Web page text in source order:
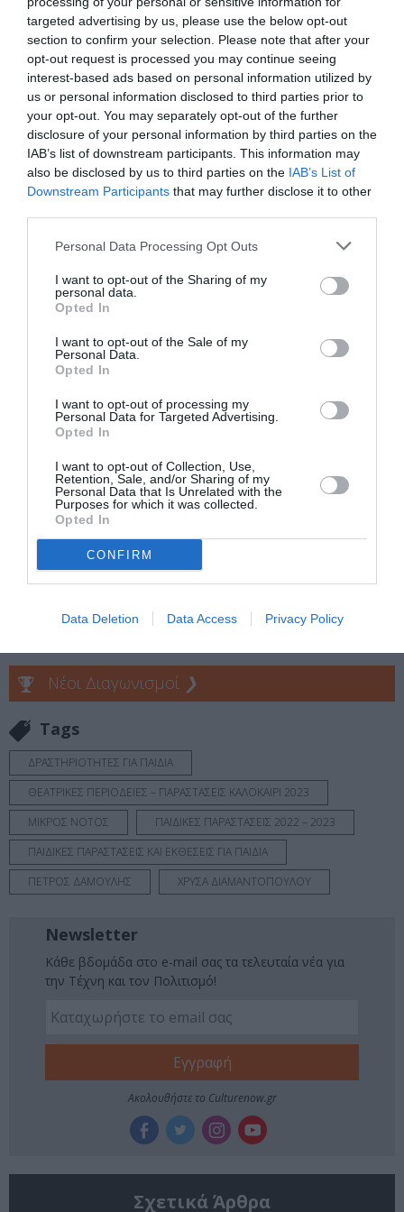
targeted advertising by us, please use the below opt-out
section to confirm your selection. Please note that after your
opt-out request is processed you may continue seeing
interest-based ads based on personal information utilized by
us or personal information disclosed to third parties prior to
your opt-out. You may separately opt-out of the further
disclosure of your personal information by third parties on the
IAB’s list of downstream participants. This information may
also be disclosed by us to third parties on the IAB’s List of
Downstream Participants that may further disclose it to other
Personal Data Processing Opt Outs
I want to opt-out of the Sharing of my
personal data.
Opted In
I want to opt-out of the Sale of my
Personal Data.
Opted In
I want to opt-out of processing my
Personal Data for Targeted Advertising.
Opted In
I want to opt-out of Collection, Use,
Retention, Sale, and/or Sharing of my
Personal Data that Is Unrelated with the
Purposes for which it was collected.
Opted In
CONFIRM
Data Deletion Data Access Privacy Policy
Διαβάστε επίσης:
Έλσα Λουμπαρδιά: Τα παιδιά παίρνουν το λόγο σε μια
ουσιαστική διάδραση
Ταυτότητα Εκδήλωσης
Ημερομηνία:
08/09/2023 10/09/2023
16/09/2023
Για τις ώρες δείτε το αναλυτικό πρόγραμμα
Τοποθεσία:
Διάφορες τοποθεσίες (δείτε το αναλυτικό πρόγραμμα)
Eισιτήρια:
Προπώληση: 10€ | Ταμείο: 12€
Πληροφορίες / Κρατήσεις:
mikrosnotos.gr
Ακολουθήστε το Culturenow.gr στο
μάθετε πρώτοι όλες τις ειδήσεις
Δείτε όλα τατελευταία νέαγια την Τέχνη και τον
Νέοι Διαγωνισμοί ❯
Tags
ΔΡΑΣΤΗΡΙΟΤΗΤΕΣ ΓΙΑ ΠΑΙΔΙΑ
ΘΕΑΤΡΙΚΕΣ ΠΕΡΙΟΔΕΙΕΣ – ΠΑΡΑΣΤΑΣΕΙΣ ΚΑΛΟΚΑΙΡΙ 2023
ΜΙΚΡΟΣ ΝΟΤΟΣ
ΠΑΙΔΙΚΕΣ ΠΑΡΑΣΤΑΣΕΙΣ 2022 – 2023
ΠΑΙΔΙΚΕΣ ΠΑΡΑΣΤΑΣΕΙΣ ΚΑΙ ΕΚΘΕΣΕΙΣ ΓΙΑ ΠΑΙΔΙΑ
ΠΕΤΡΟΣ ΔΑΜΟΥΛΗΣ
ΧΡΥΣΑ ΔΙΑΜΑΝΤΟΠΟΥΛΟΥ
Newsletter
Κάθε βδομάδα στο e-mail σας τα τελευταία νέα για
την Τέχνη και τον Πολιτισμό!
Ακολουθήστε το Culturenow.gr
Σχετικά Άρθρα